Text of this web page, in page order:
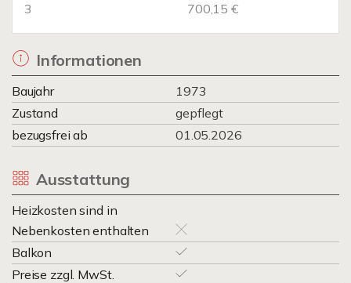
3
700,15 €
Informationen
Baujahr
1973
Zustand
gepflegt
bezugsfrei ab
01.05.2026
Ausstattung
Heizkosten sind in
Nebenkosten enthalten
Balkon
Preise zzgl. MwSt.